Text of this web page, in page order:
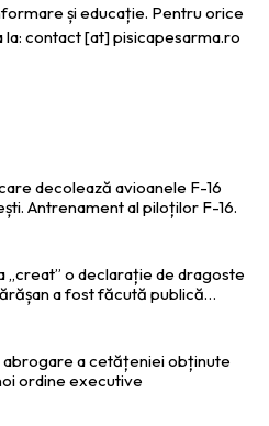
și educație. Pentru orice
contact [at] pisicapesarma.ro
decolează avioanele F-16
Antrenament al piloților F-16.
o declarație de dragoste
a fost făcută publică…
a cetățeniei obținute
ordine executive